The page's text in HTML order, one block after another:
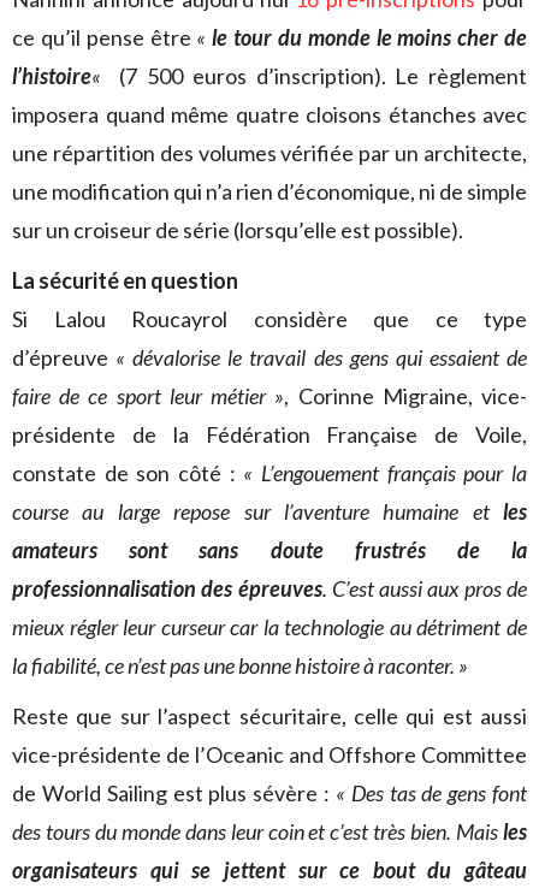
ce qu’il pense être «le tour du monde le moins cher de
l’histoire«
(7 500 euros d’inscription). Le règlement
imposera quand même quatre cloisons étanches avec
une répartition des volumes vérifiée par un architecte,
une modification qui n’a rien d’économique, ni de simple
sur un croiseur de série (lorsqu’elle est possible).
La sécurité en question
Si Lalou Roucayrol considère que ce type
d’épreuve « dévalorise le travail des gens qui essaient de
faire de ce sport leur métier », Corinne Migraine, vice-
présidente de la Fédération Française de Voile,
constate de son côté : « L’engouement français pour la
course au large repose sur l’aventure humaine et les
amateurs sont sans doute frustrés de la
professionnalisation des épreuves. C’est aussi aux pros de
mieux régler leur curseur car la technologie au détriment de
la fiabilité, ce n’est pas une bonne histoire à raconter. »
Reste que sur l’aspect sécuritaire, celle qui est aussi
vice-présidente de l’Oceanic and Offshore Committee
de World Sailing est plus sévère : « Des tas de gens font
des tours du monde dans leur coin et c’est très bien. Maisles
organisateurs qui se jettent sur ce bout du gâteau